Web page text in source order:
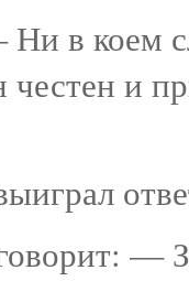
в коем
честен и
—